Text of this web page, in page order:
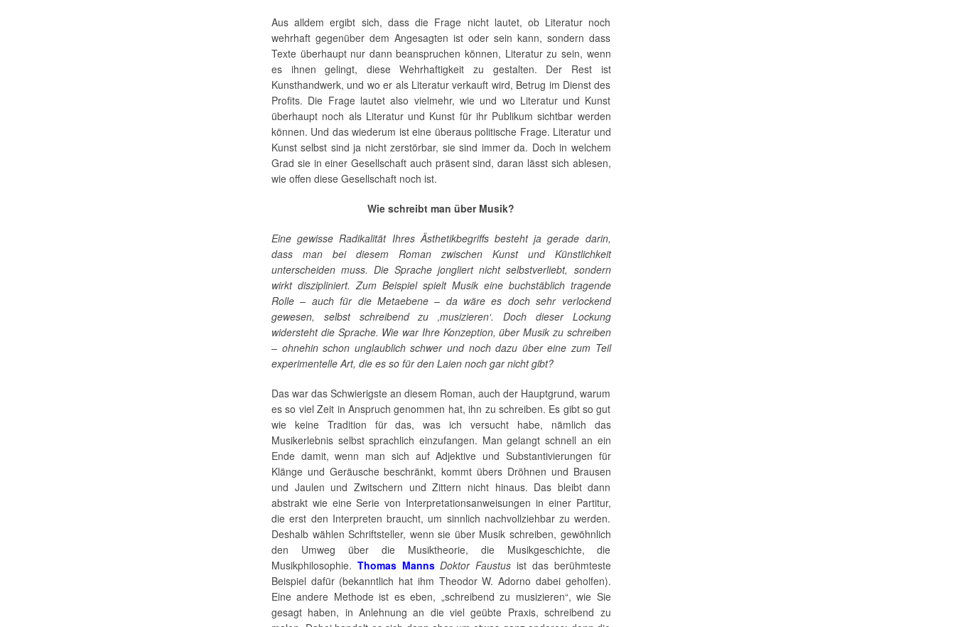
Aus alldem ergibt sich, dass die Frage nicht lautet, ob Literatur noch
wehrhaft gegenüber dem Angesagten ist oder sein kann, sondern dass
Texte überhaupt nur dann beanspruchen können, Literatur zu sein, wenn
es ihnen gelingt, diese Wehrhaftigkeit zu gestalten. Der Rest ist
Kunsthandwerk, und wo er als Literatur verkauft wird, Betrug im Dienst des
Profits. Die Frage lautet also vielmehr, wie und wo Literatur und Kunst
überhaupt noch als Literatur und Kunst für ihr Publikum sichtbar werden
können. Und das wiederum ist eine überaus politische Frage. Literatur und
Kunst selbst sind ja nicht zerstörbar, sie sind immer da. Doch in welchem
Grad sie in einer Gesellschaft auch präsent sind, daran lässt sich ablesen,
wie offen diese Gesellschaft noch ist.
Wie schreibt man über Musik?
Eine gewisse Radikalität Ihres Ästhetikbegriffs besteht ja gerade darin,
dass man bei diesem Roman zwischen Kunst und Künstlichkeit
unterscheiden muss. Die Sprache jongliert nicht selbstverliebt, sondern
wirkt diszipliniert. Zum Beispiel spielt Musik eine buchstäblich tragende
Rolle – auch für die Metaebene – da wäre es doch sehr verlockend
gewesen, selbst schreibend zu ‚musizieren‘. Doch dieser Lockung
widersteht die Sprache. Wie war Ihre Konzeption, über Musik zu schreiben
– ohnehin schon unglaublich schwer und noch dazu über eine zum Teil
experimentelle Art, die es so für den Laien noch gar nicht gibt?
Das war das Schwierigste an diesem Roman, auch der Hauptgrund, warum
es so viel Zeit in Anspruch genommen hat, ihn zu schreiben. Es gibt so gut
wie keine Tradition für das, was ich versucht habe, nämlich das
Musikerlebnis selbst sprachlich einzufangen. Man gelangt schnell an ein
Ende damit, wenn man sich auf Adjektive und Substantivierungen für
Klänge und Geräusche beschränkt, kommt übers Dröhnen und Brausen
und Jaulen und Zwitschern und Zittern nicht hinaus. Das bleibt dann
abstrakt wie eine Serie von Interpretationsanweisungen in einer Partitur,
die erst den Interpreten braucht, um sinnlich nachvollziehbar zu werden.
Deshalb wählen Schriftsteller, wenn sie über Musik schreiben, gewöhnlich
den Umweg über die Musiktheorie, die Musikgeschichte, die
Musikphilosophie. Thomas Manns Doktor Faustus ist das berühmteste
Beispiel dafür (bekanntlich hat ihm Theodor W. Adorno dabei geholfen).
Eine andere Methode ist es eben, „schreibend zu musizieren“, wie Sie
gesagt haben, in Anlehnung an die viel geübte Praxis, schreibend zu